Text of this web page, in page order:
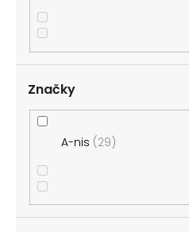
Značky
A-nis 29